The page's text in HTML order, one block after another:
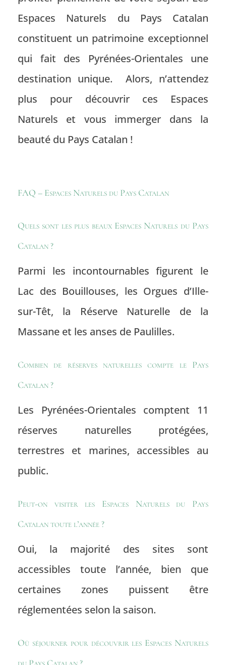
Espaces Naturels du Pays Catalan
constituent un patrimoine exceptionnel
qui fait des Pyrénées-Orientales une
destination unique. Alors, n’attendez
plus pour découvrir ces Espaces
Naturels et vous immerger dans la
beauté du Pays Catalan !
FAQ – Espaces Naturels du Pays Catalan
Quels sont les plus beaux Espaces Naturels du Pays
Catalan ?
Parmi les incontournables figurent le
Lac des Bouillouses, les Orgues d’Ille-
sur-Têt, la Réserve Naturelle de la
Massane et les anses de Paulilles.
Combien de réserves naturelles compte le Pays
Catalan ?
Les Pyrénées-Orientales comptent 11
réserves naturelles protégées,
terrestres et marines, accessibles au
public.
Peut-on visiter les Espaces Naturels du Pays
Catalan toute l’année ?
Oui, la majorité des sites sont
accessibles toute l’année, bien que
certaines zones puissent être
réglementées selon la saison.
Où séjourner pour découvrir les Espaces Naturels